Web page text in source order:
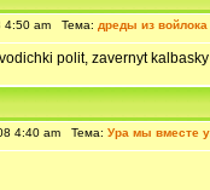
4:50 am Тема: дреды из войлока
polit, zavernyt
4:40 am Тема: Ура мы вместе